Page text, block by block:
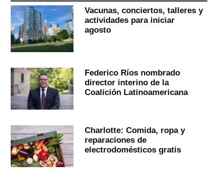
Vacunas, conciertos, talleres y
actividades para iniciar
agosto
Federico Ríos nombrado
director interino de la
Coalición Latinoamericana
Charlotte: Comida, ropa y
reparaciones de
electrodomésticos gratis